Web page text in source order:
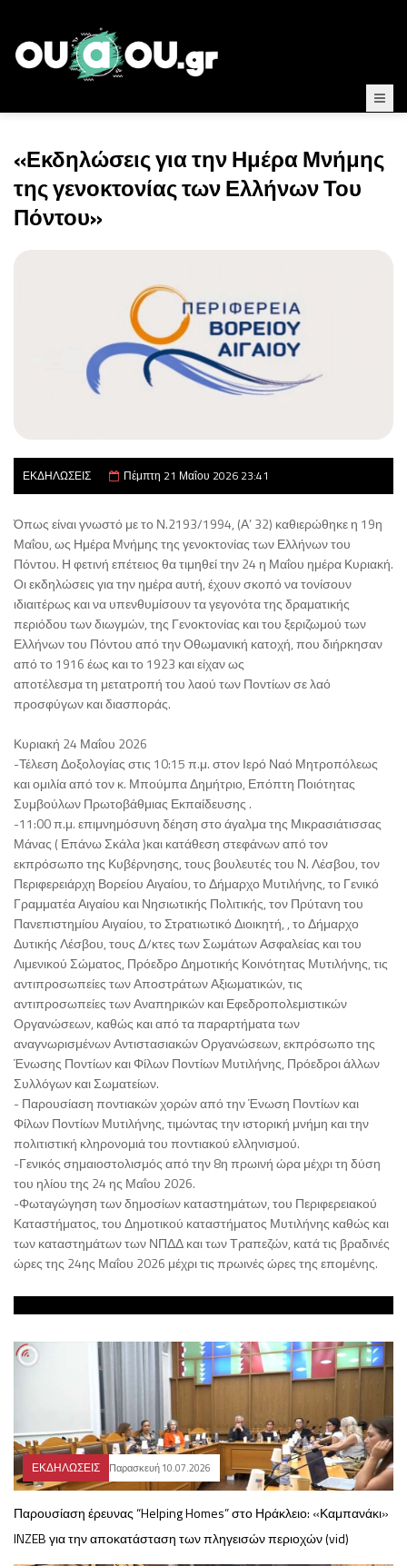
«Εκδηλώσεις για την Ημέρα Μνήμης
της γενοκτονίας των Ελλήνων Του
Πόντου»
ΕΚΔΗΛΩΣΕΙΣ Πέμπτη 21 Μαΐου 2026 23:41
Όπως είναι γνωστό με το Ν.2193/1994, (Α’ 32) καθιερώθηκε η 19η
Μαΐου, ως Ημέρα Μνήμης της γενοκτονίας των Ελλήνων του
Πόντου. Η φετινή επέτειος θα τιμηθεί την 24 η Μαΐου ημέρα Κυριακή.
Οι εκδηλώσεις για την ημέρα αυτή, έχουν σκοπό να τονίσουν
ιδιαιτέρως και να υπενθυμίσουν τα γεγονότα της δραματικής
περιόδου των διωγμών, της Γενοκτονίας και του ξεριζωμού των
Ελλήνων του Πόντου από την Οθωμανική κατοχή, που διήρκησαν
από το 1916 έως και το 1923 και είχαν ως
αποτέλεσμα τη μετατροπή του λαού των Ποντίων σε λαό
προσφύγων και διασποράς.
Κυριακή 24 Μαΐου 2026
-Τέλεση Δοξολογίας στις 10:15 π.μ. στον Ιερό Ναό Μητροπόλεως
και ομιλία από τον κ. Μπούμπα Δημήτριο, Επόπτη Ποιότητας
Συμβούλων Πρωτοβάθμιας Εκπαίδευσης .
-11:00 π.μ. επιμνημόσυνη δέηση στο άγαλμα της Μικρασιάτισσας
Μάνας ( Επάνω Σκάλα )και κατάθεση στεφάνων από τον
εκπρόσωπο της Κυβέρνησης, τους βουλευτές του Ν. Λέσβου, τον
Περιφερειάρχη Βορείου Αιγαίου, το Δήμαρχο Μυτιλήνης, το Γενικό
Γραμματέα Αιγαίου και Νησιωτικής Πολιτικής, τον Πρύτανη του
Πανεπιστημίου Αιγαίου, το Στρατιωτικό Διοικητή, , το Δήμαρχο
Δυτικής Λέσβου, τους Δ/κτες των Σωμάτων Ασφαλείας και του
Λιμενικού Σώματος, Πρόεδρο Δημοτικής Κοινότητας Μυτιλήνης, τις
αντιπροσωπείες των Αποστράτων Αξιωματικών, τις
αντιπροσωπείες των Αναπηρικών και Εφεδροπολεμιστικών
Οργανώσεων, καθώς και από τα παραρτήματα των
αναγνωρισμένων Αντιστασιακών Οργανώσεων, εκπρόσωπο της
Ένωσης Ποντίων και Φίλων Ποντίων Μυτιλήνης, Πρόεδροι άλλων
Συλλόγων και Σωματείων.
- Παρουσίαση ποντιακών χορών από την Ένωση Ποντίων και
Φίλων Ποντίων Μυτιλήνης, τιμώντας την ιστορική μνήμη και την
πολιτιστική κληρονομιά του ποντιακού ελληνισμού.
-Γενικός σημαιοστολισμός από την 8η πρωινή ώρα μέχρι τη δύση
του ηλίου της 24 ης Μαΐου 2026.
-Φωταγώγηση των δημοσίων καταστημάτων, του Περιφερειακού
Καταστήματος, του Δημοτικού καταστήματος Μυτιλήνης καθώς και
των καταστημάτων των ΝΠΔΔ και των Τραπεζών, κατά τις βραδινές
ώρες της 24ης Μαΐου 2026 μέχρι τις πρωινές ώρες της επομένης.
ΕΚΔΗΛΩΣΕΙΣ Παρασκευή 10.07.2026
Παρουσίαση έρευνας “Helping Homes” στο Ηράκλειο: «Καμπανάκι»
INZEB για την αποκατάσταση των πληγεισών περιοχών (vid)